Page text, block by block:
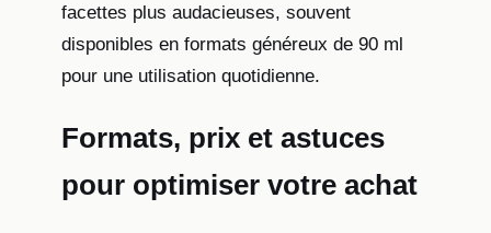
facettes plus audacieuses, souvent
disponibles en formats généreux de 90 ml
pour une utilisation quotidienne.
Formats, prix et astuces
pour optimiser votre achat